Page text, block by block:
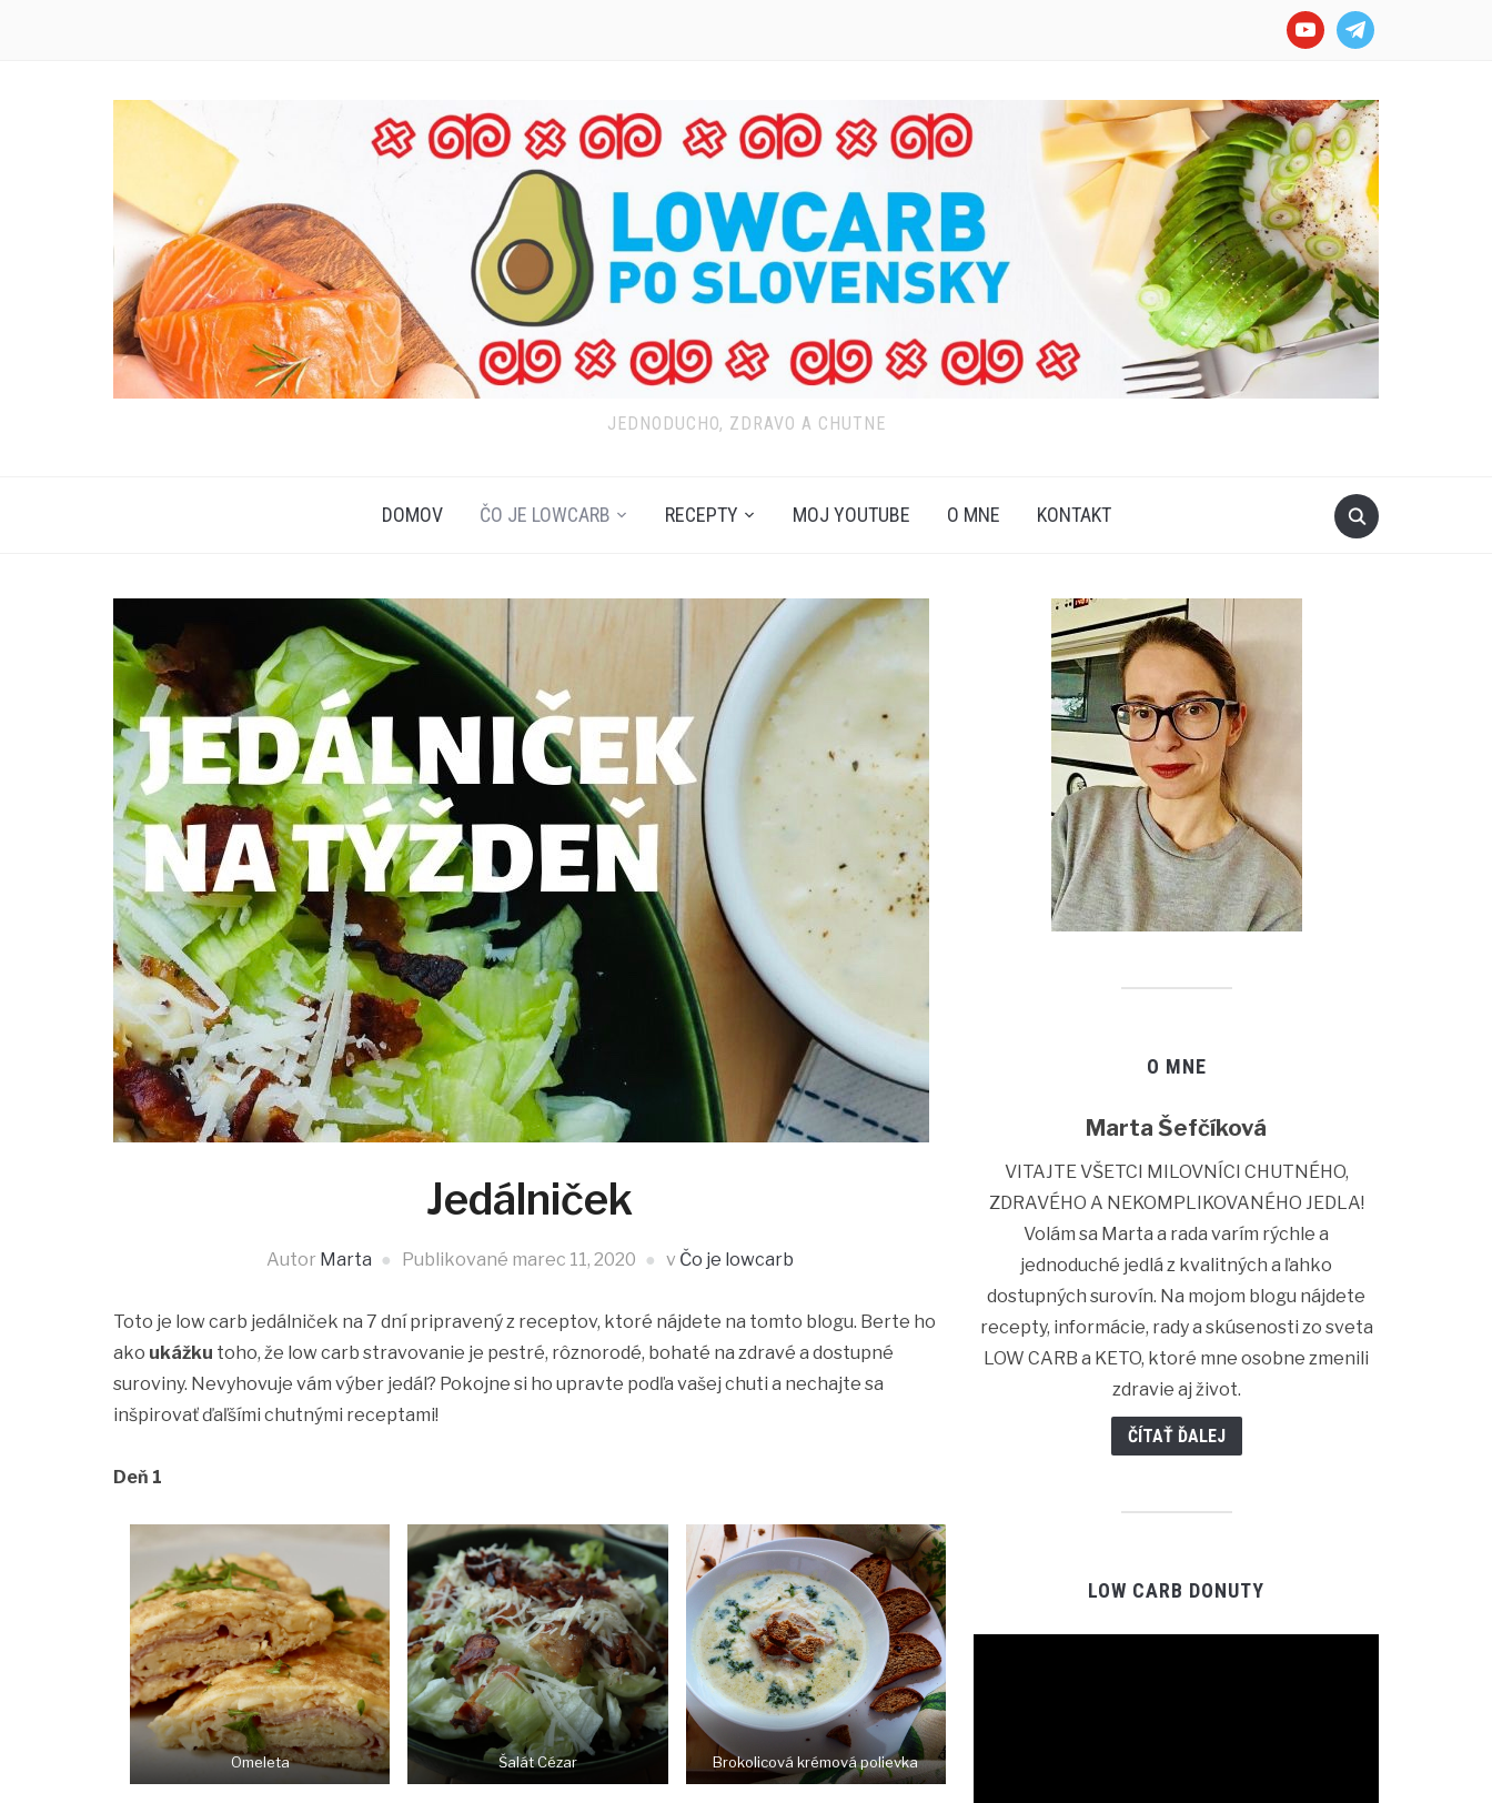
youtubetelegram
JEDNODUCHO, ZDRAVO A CHUTNE
DOMOV ČO JE LOWCARB RECEPTY MOJ YOUTUBE O MNE KONTAKT
Jedálniček
Autor Marta Publikované marec 11, 2020 v Čo je lowcarb
Toto je low carb jedálniček na 7 dní pripravený z receptov, ktoré nájdete na tomto blogu. Berte ho
ako ukážku toho, že low carb stravovanie je pestré, rôznorodé, bohaté na zdravé a dostupné
suroviny. Nevyhovuje vám výber jedál? Pokojne si ho upravte podľa vašej chuti a nechajte sa
inšpirovať ďaľšími chutnými receptami!
Deň 1
Omeleta Šalát Cézar Brokolicová krémová polievka
O MNE
Marta Šefčíková
VITAJTE VŠETCI MILOVNÍCI CHUTNÉHO,
ZDRAVÉHO A NEKOMPLIKOVANÉHO JEDLA!
Volám sa Marta a rada varím rýchle a
jednoduché jedlá z kvalitných a ľahko
dostupných surovín. Na mojom blogu nájdete
recepty, informácie, rady a skúsenosti zo sveta
LOW CARB a KETO, ktoré mne osobne zmenili
zdravie aj život.
ČÍTAŤ ĎALEJ
LOW CARB DONUTY